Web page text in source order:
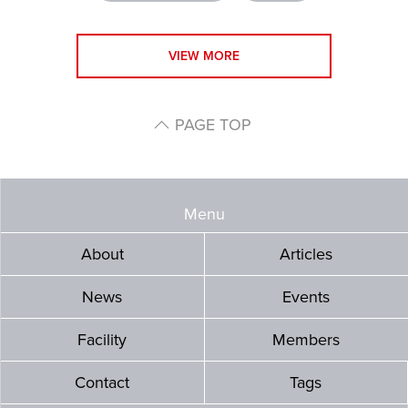
VIEW MORE
PAGE TOP
Menu
About
Articles
News Events
Facility Members
Contact Tags